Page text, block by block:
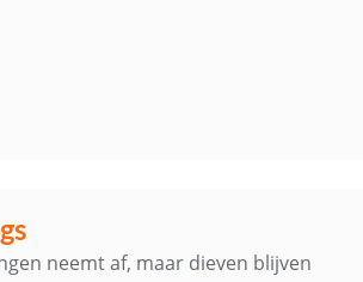
neemt af, maar dieven blijven